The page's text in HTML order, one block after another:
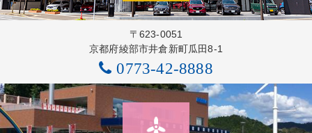
〒623-0051
京都府綾部市井倉新町瓜田8-1
0773-42-8888